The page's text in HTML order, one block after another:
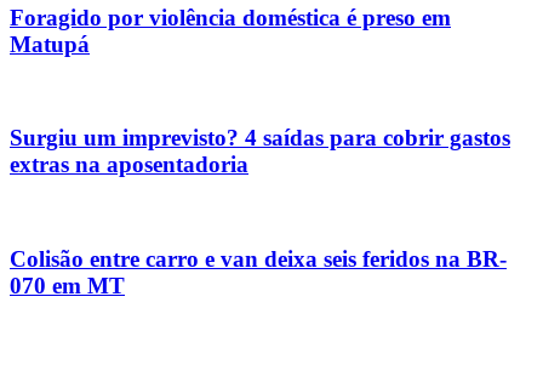
Foragido por violência doméstica é preso em
Matupá
Surgiu um imprevisto? 4 saídas para cobrir gastos
extras na aposentadoria
Colisão entre carro e van deixa seis feridos na BR-
070 em MT